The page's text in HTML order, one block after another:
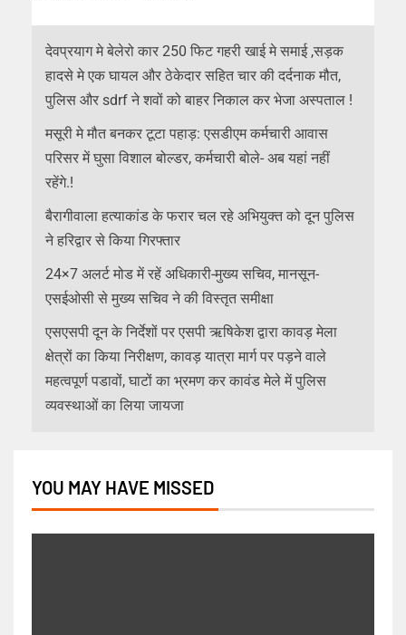
देवप्रयाग मे बेलेरो कार 250 फिट गहरी खाई मे समाई ,सड़क
हादसे मे एक घायल और ठेकेदार सहित चार की दर्दनाक मौत,
पुलिस और sdrf ने शवों को बाहर निकाल कर भेजा अस्पताल !
मसूरी मे मौत बनकर टूटा पहाड़: एसडीएम कर्मचारी आवास
परिसर में घुसा विशाल बोल्डर, कर्मचारी बोले- अब यहां नहीं
रहेंगे.!
बैरागीवाला हत्याकांड के फरार चल रहे अभियुक्त को दून पुलिस
ने हरिद्वार से किया गिरफ्तार
24×7 अलर्ट मोड में रहें अधिकारी-मुख्य सचिव, मानसून-
एसईओसी से मुख्य सचिव ने की विस्तृत समीक्षा
एसएसपी दून के निर्देशों पर एसपी ऋषिकेश द्वारा कावड़ मेला
क्षेत्रों का किया निरीक्षण, कावड़ यात्रा मार्ग पर पड़ने वाले
महत्वपूर्ण पडावों, घाटों का भ्रमण कर कावंड मेले में पुलिस
व्यवस्थाओं का लिया जायजा
YOU MAY HAVE MISSED